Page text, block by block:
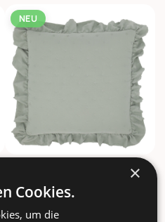
NEU
Aix Soft Kissenbezug 50x50 cm
13,90 €
×
Cookies.
um die